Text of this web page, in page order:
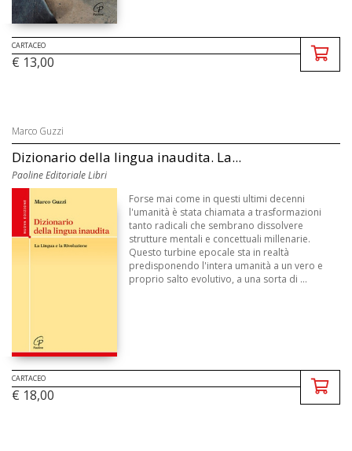
CARTACEO
€ 13,00
Marco Guzzi
Dizionario della lingua inaudita. La...
Paoline Editoriale Libri
Forse mai come in questi ultimi decenni
l'umanità è stata chiamata a trasformazioni
tanto radicali che sembrano dissolvere
strutture mentali e concettuali millenarie.
Questo turbine epocale sta in realtà
predisponendo l'intera umanità a un vero e
proprio salto evolutivo, a una sorta di ...
CARTACEO
€ 18,00